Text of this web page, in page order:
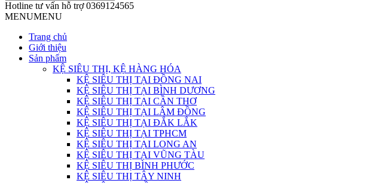
Hotline tư vấn hỗ trợ 0369124565
MENUMENU
Trang chủ
Giới thiệu
Sản phẩm
KỆ SIÊU THỊ, KỆ HÀNG HÓA
KỆ SIÊU THỊ TẠI ĐỒNG NAI
KỆ SIÊU THỊ TẠI BÌNH DƯƠNG
KỆ SIÊU THỊ TẠI CẦN THƠ
KỆ SIÊU THỊ TẠI LÂM ĐỒNG
KỆ SIÊU THỊ TẠI ĐẮK LẮK
KỆ SIÊU THỊ TẠI TPHCM
KỆ SIÊU THỊ TẠI LONG AN
KỆ SIÊU THỊ TẠI VŨNG TÀU
KỆ SIÊU THỊ BÌNH PHƯỚC
KỆ SIÊU THỊ TÂY NINH